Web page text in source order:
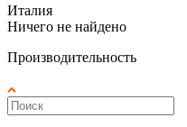
Италия
Ничего не найдено
Производительность